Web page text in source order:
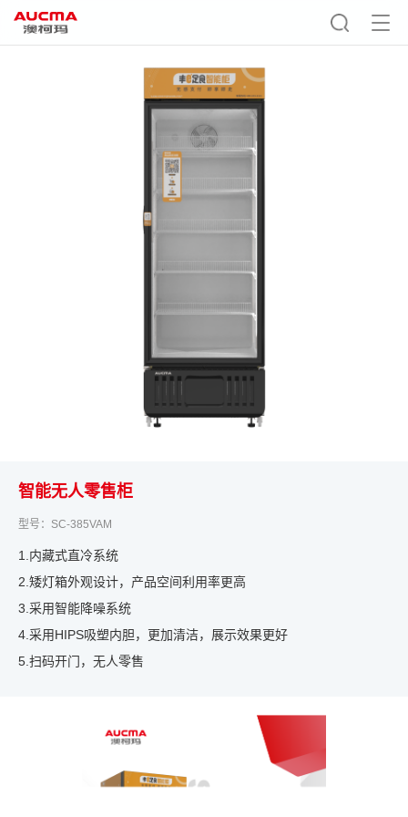
智能无人零售柜
型号：SC-385VAM
1.内藏式直冷系统
2.矮灯箱外观设计，产品空间利用率更高
3.采用智能降噪系统
4.采用HIPS吸塑内胆，更加清洁，展示效果更好
5.扫码开门，无人零售